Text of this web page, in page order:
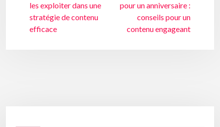
les exploiter dans une
stratégie de contenu
efficace
pour un anniversaire :
conseils pour un
contenu engageant